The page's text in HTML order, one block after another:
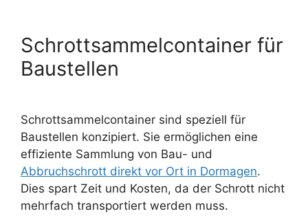
Schrottsammelcontainer für
Baustellen
Schrottsammelcontainer sind speziell für
Baustellen konzipiert. Sie ermöglichen eine
effiziente Sammlung von Bau- und
Abbruchschrott direkt vor Ort in Dormagen.
Dies spart Zeit und Kosten, da der Schrott nicht
mehrfach transportiert werden muss.